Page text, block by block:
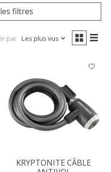
filtres
par Les plus vus
KRYPTONITE CÂBLE